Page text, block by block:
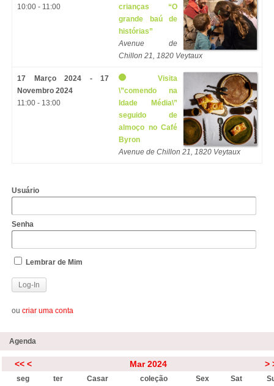
10:00 - 11:00
crianças “O
grande baú de
histórias”
Avenue de
Chillon 21, 1820 Veytaux
17 Março 2024 - 17
Novembro 2024
11:00 - 13:00
Visita
\”comendo na
Idade Média\”
seguido de
almoço no Café
Byron
Avenue de Chillon 21, 1820 Veytaux
Usuário
Senha
Lembrar de Mim
ou criar uma conta
Agenda
<< < Mar 2024 >
seg ter Casar coleção Sex Sat